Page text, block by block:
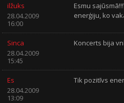
ilžuks
28.04.2009
16:00
Esmu
enerģiju, ko
Sinca
28.04.2009
15:45
Koncerts bija
Es
28.04.2009
13:09
Tik pozitīvs